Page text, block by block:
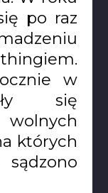
po raz
w
się
których